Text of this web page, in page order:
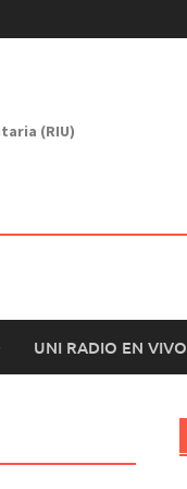
(RIU)
UNI RADIO EN VIVO